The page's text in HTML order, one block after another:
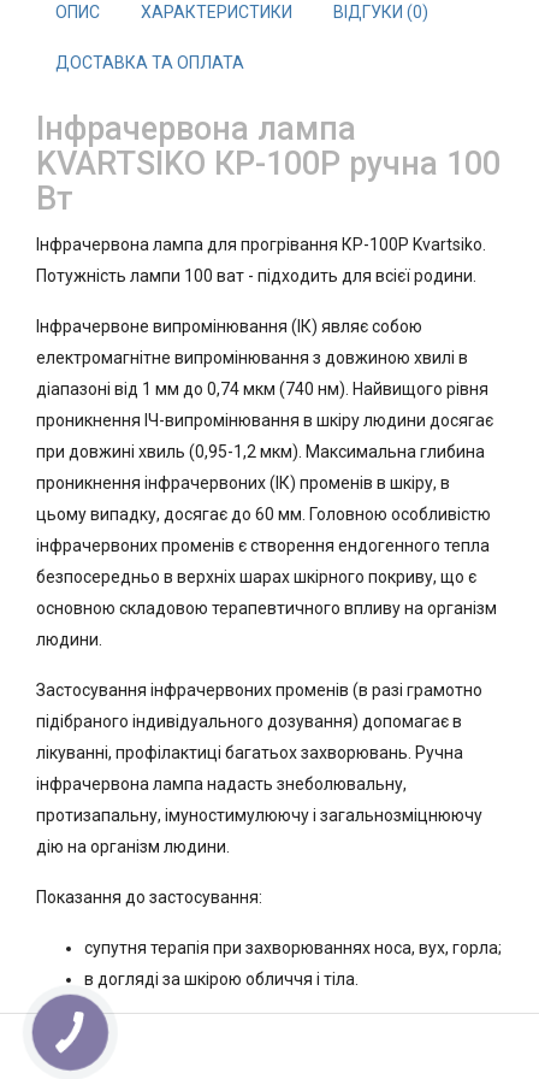
ОПИС ХАРАКТЕРИСТИКИ ВІДГУКИ (0)
ДОСТАВКА ТА ОПЛАТА
Інфрачервона лампа
KVARTSIKO КР-100Р ручна 100
Вт
Інфрачервона лампа для прогрівання КР-100Р Kvartsiko.
Потужність лампи 100 ват - підходить для всієї родини.
Інфрачервоне випромінювання (ІК) являє собою
електромагнітне випромінювання з довжиною хвилі в
діапазоні від 1 мм до 0,74 мкм (740 нм). Найвищого рівня
проникнення ІЧ-випромінювання в шкіру людини досягає
при довжині хвиль (0,95-1,2 мкм). Максимальна глибина
проникнення інфрачервоних (ІК) променів в шкіру, в
цьому випадку, досягає до 60 мм. Головною особливістю
інфрачервоних променів є створення ендогенного тепла
безпосередньо в верхніх шарах шкірного покриву, що є
основною складовою терапевтичного впливу на організм
людини.
Застосування інфрачервоних променів (в разі грамотно
підібраного індивідуального дозування) допомагає в
лікуванні, профілактиці багатьох захворювань. Ручна
інфрачервона лампа надасть знеболювальну,
протизапальну, імуностимулюючу і загальнозміцнюючу
дію на організм людини.
Показання до застосування:
супутня терапія при захворюваннях носа, вух, горла;
в догляді за шкірою обличчя і тіла.